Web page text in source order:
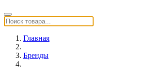
Главная
Бренды